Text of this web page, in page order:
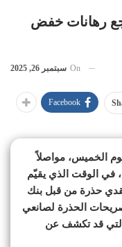
رهانات خفض
On سبتمبر 26, 2025
Facebook
الخميس، مواصلاً
في الوقت الذي يقيّم
حذرة من قبل بنك
الحذرة لصانعي
التي قد تكشف عن